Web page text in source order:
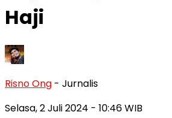
Haji
Risno Ong - Jurnalis
Selasa, 2 Juli 2024 - 10:46 WIB